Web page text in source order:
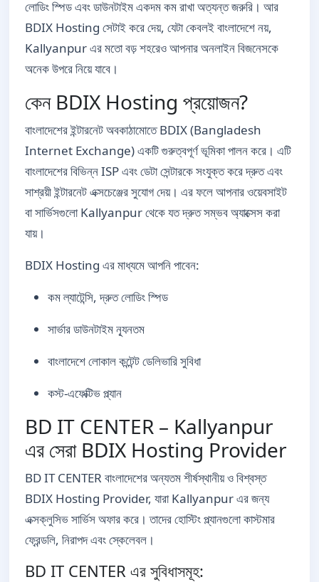
লোডিং স্পিড এবং ডাউনটাইম একদম কম রাখা অত্যন্ত জরুরি। আর
BDIX Hosting সেটাই করে দেয়, যেটা কেবলই বাংলাদেশে নয়,
Kallyanpur এর মতো বড় শহরেও আপনার অনলাইন বিজনেসকে
অনেক উপরে নিয়ে যাবে।
কেন BDIX Hosting প্রয়োজন?
বাংলাদেশের ইন্টারনেট অবকাঠামোতে BDIX (Bangladesh
Internet Exchange) একটি গুরুত্বপূর্ণ ভূমিকা পালন করে। এটি
বাংলাদেশের বিভিন্ন ISP এবং ডেটা সেন্টারকে সংযুক্ত করে দ্রুত এবং
সাশ্রয়ী ইন্টারনেট এক্সচেঞ্জের সুযোগ দেয়। এর ফলে আপনার ওয়েবসাইট
বা সার্ভিসগুলো Kallyanpur থেকে যত দ্রুত সম্ভব অ্যাক্সেস করা
যায়।
BDIX Hosting এর মাধ্যমে আপনি পাবেন:
কম ল্যাটেন্সি, দ্রুত লোডিং স্পিড
সার্ভার ডাউনটাইম ন্যূনতম
বাংলাদেশে লোকাল কন্টেন্ট ডেলিভারি সুবিধা
কস্ট-এফেক্টিভ প্ল্যান
BD IT CENTER – Kallyanpur
এর সেরা BDIX Hosting Provider
BD IT CENTER বাংলাদেশের অন্যতম শীর্ষস্থানীয় ও বিশ্বস্ত
BDIX Hosting Provider, যারা Kallyanpur এর জন্য
এক্সক্লুসিভ সার্ভিস অফার করে। তাদের হোস্টিং প্ল্যানগুলো কাস্টমার
ফ্রেন্ডলি, নিরাপদ এবং স্কেলেবল।
BD IT CENTER এর সুবিধাসমূহ: